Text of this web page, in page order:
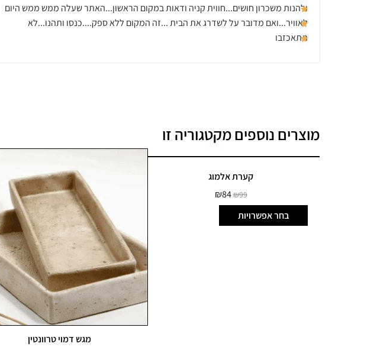
ולהנות משכרון חושים...חווית קניה ודאות במקום הראשון...האתר שעלה ממש ממש היום
לאוויר...ואם מדובר על לשדרג את הבית ...זה המקום ללא ספק....כנסו ותהנו...לא
תתאכזבו
מוצרים נוספים מקטגוריה זו
קערת אלמוג
₪99
₪84
בחר אפשרויות
מגש דמוי טרוונטין